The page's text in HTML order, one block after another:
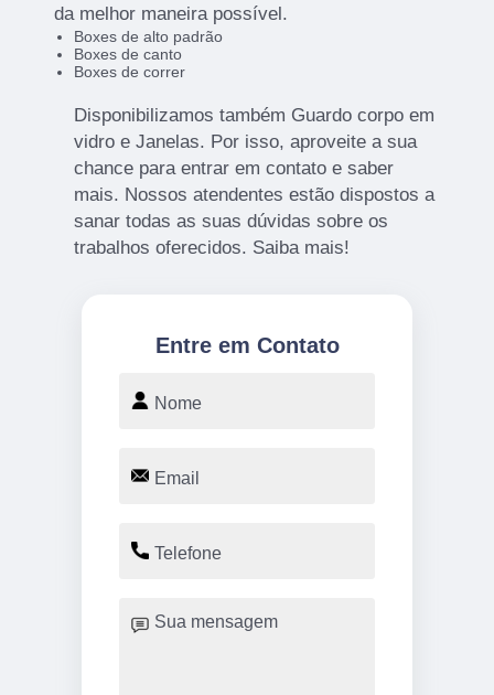
da melhor maneira possível.
Boxes de alto padrão
Boxes de canto
Boxes de correr
Disponibilizamos também Guardo corpo em
vidro e Janelas. Por isso, aproveite a sua
chance para entrar em contato e saber
mais. Nossos atendentes estão dispostos a
sanar todas as suas dúvidas sobre os
trabalhos oferecidos. Saiba mais!
Entre em Contato